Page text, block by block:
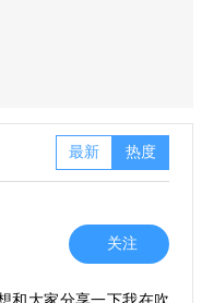
最新 热度
关注